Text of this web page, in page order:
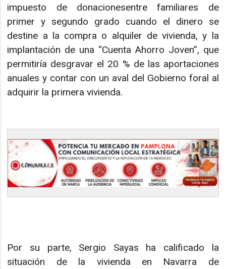
impuesto de donacionesentre familiares de
primer y segundo grado cuando el dinero se
destine a la compra o alquiler de vivienda, y la
implantación de una “Cuenta Ahorro Joven”, que
permitiría desgravar el 20 % de las aportaciones
anuales y contar con un aval del Gobierno foral al
adquirir la primera vivienda.
Por su parte, Sergio Sayas ha calificado la
situación de la vivienda en Navarra de